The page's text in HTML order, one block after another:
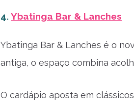
4. Ybatinga Bar & Lanches
Ybatinga Bar & Lanches é o
antiga, o espaço combina
O cardápio aposta em